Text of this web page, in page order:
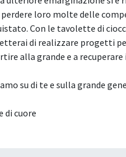
loro molte delle
Con le tavolette di
di realizzare progetti
alla grande e a
su di te e sulla grande
di cuore